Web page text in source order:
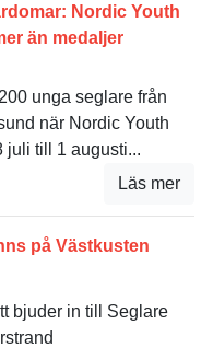
Nordic Youth
än medaljer
unga seglare från
när Nordic Youth
juli till 1 augusti...
Läs mer
på Västkusten
bjuder in till Seglare